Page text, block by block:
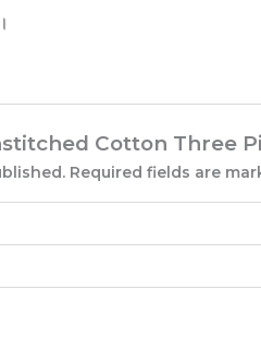
Cotton Three
Required fields are